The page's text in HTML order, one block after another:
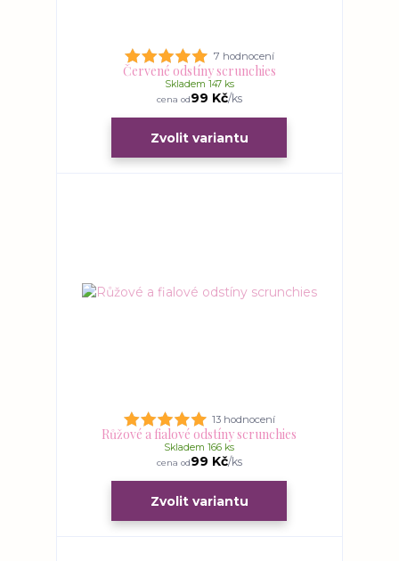
7 hodnocení
Červené odstíny scrunchies
cena od99 Kč/ks
Skladem 147 ks
Zvolit variantu
13 hodnocení
Růžové a fialové odstíny scrunchies
cena od99 Kč/ks
Skladem 166 ks
Zvolit variantu